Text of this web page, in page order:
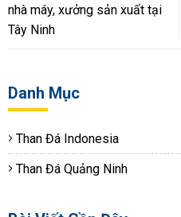
Danh Mục
Than Đá Indonesia
Than Đá Quảng Ninh
nhà máy, xưởng sản xuất tại
Tây Ninh